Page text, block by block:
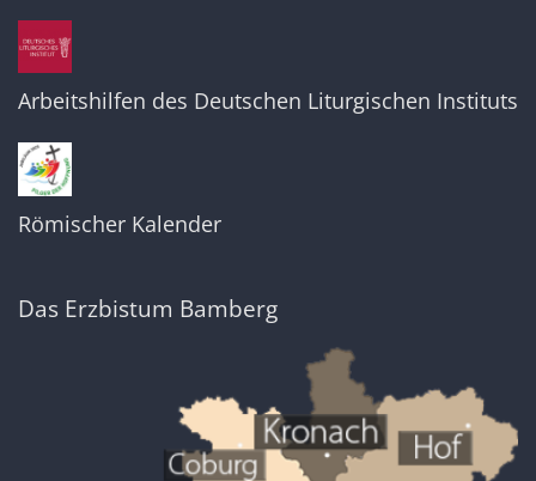
Arbeitshilfen des Deutschen Liturgischen Instituts
Römischer Kalender
Das Erzbistum Bamberg